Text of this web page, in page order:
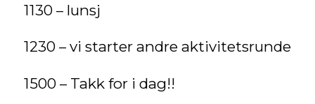
1130 – lunsj
1230 – vi starter andre aktivitetsrunde
1500 – Takk for i dag!!